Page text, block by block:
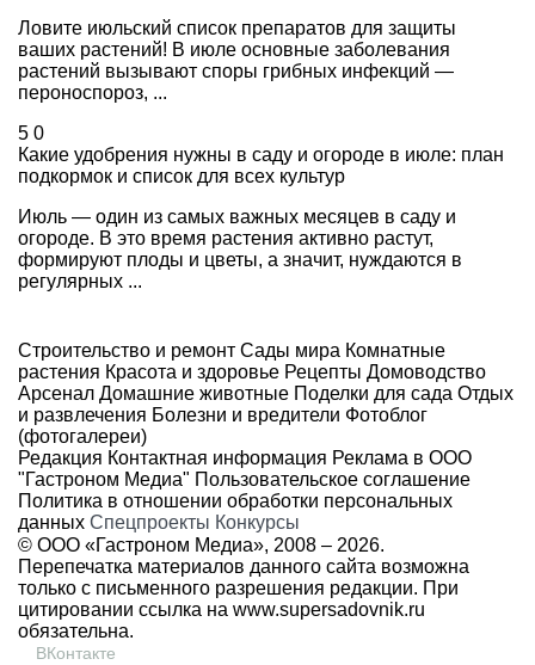
Ловите июльский список препаратов для защиты
ваших растений! В июле основные заболевания
растений вызывают споры грибных инфекций —
пероноспороз, ...
5 0
Какие удобрения нужны в саду и огороде в июле: план
подкормок и список для всех культур
Июль — один из самых важных месяцев в саду и
огороде. В это время растения активно растут,
формируют плоды и цветы, а значит, нуждаются в
регулярных ...
Строительство и ремонт Сады мира Комнатные
растения Красота и здоровье Рецепты Домоводство
Арсенал Домашние животные Поделки для сада Отдых
и развлечения Болезни и вредители Фотоблог
(фотогалереи)
Редакция Контактная информация Реклама в ООО
"Гастроном Медиа" Пользовательское соглашение
Политика в отношении обработки персональных
данных Спецпроекты Конкурсы
© ООО «Гастроном Медиа», 2008 – 2026.
Перепечатка материалов данного сайта возможна
только с письменного разрешения редакции. При
цитировании ссылка на www.supersadovnik.ru
обязательна.
ВКонтакте